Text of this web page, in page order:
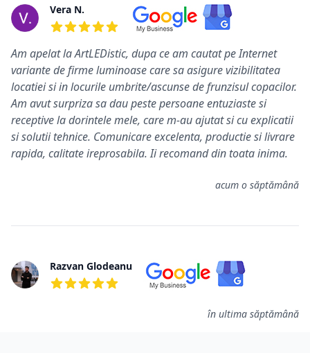
Vera N.
Am apelat la ArtLEDistic, dupa ce am cautat pe Internet
variante de firme luminoase care sa asigure vizibilitatea
locatiei si in locurile umbrite/ascunse de frunzisul copacilor.
Am avut surpriza sa dau peste persoane entuziaste si
receptive la dorintele mele, care m-au ajutat si cu explicatii
si solutii tehnice. Comunicare excelenta, productie si livrare
rapida, calitate ireprosabila. Ii recomand din toata inima.
acum o săptămână
Razvan Glodeanu
în ultima săptămână